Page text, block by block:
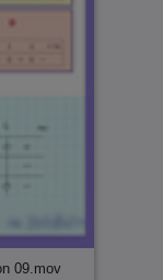
09.mov